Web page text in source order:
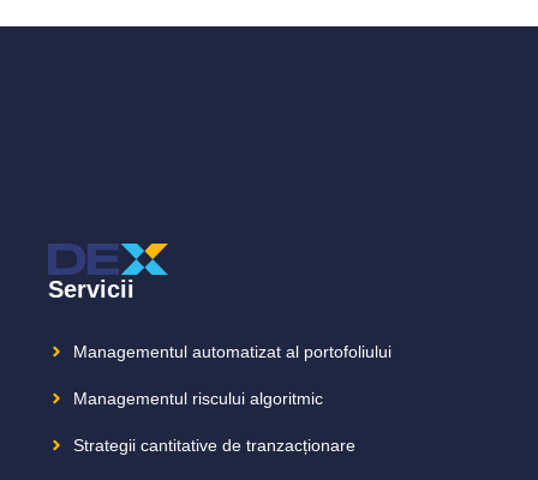
Servicii
Managementul automatizat al portofoliului
Managementul riscului algoritmic
Strategii cantitative de tranzacționare